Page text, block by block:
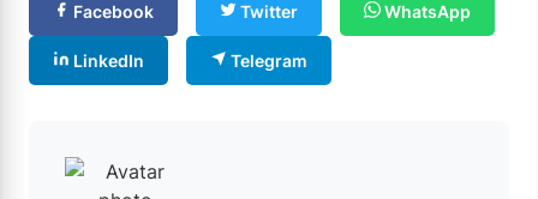
Facebook Twitter WhatsApp
LinkedIn Telegram